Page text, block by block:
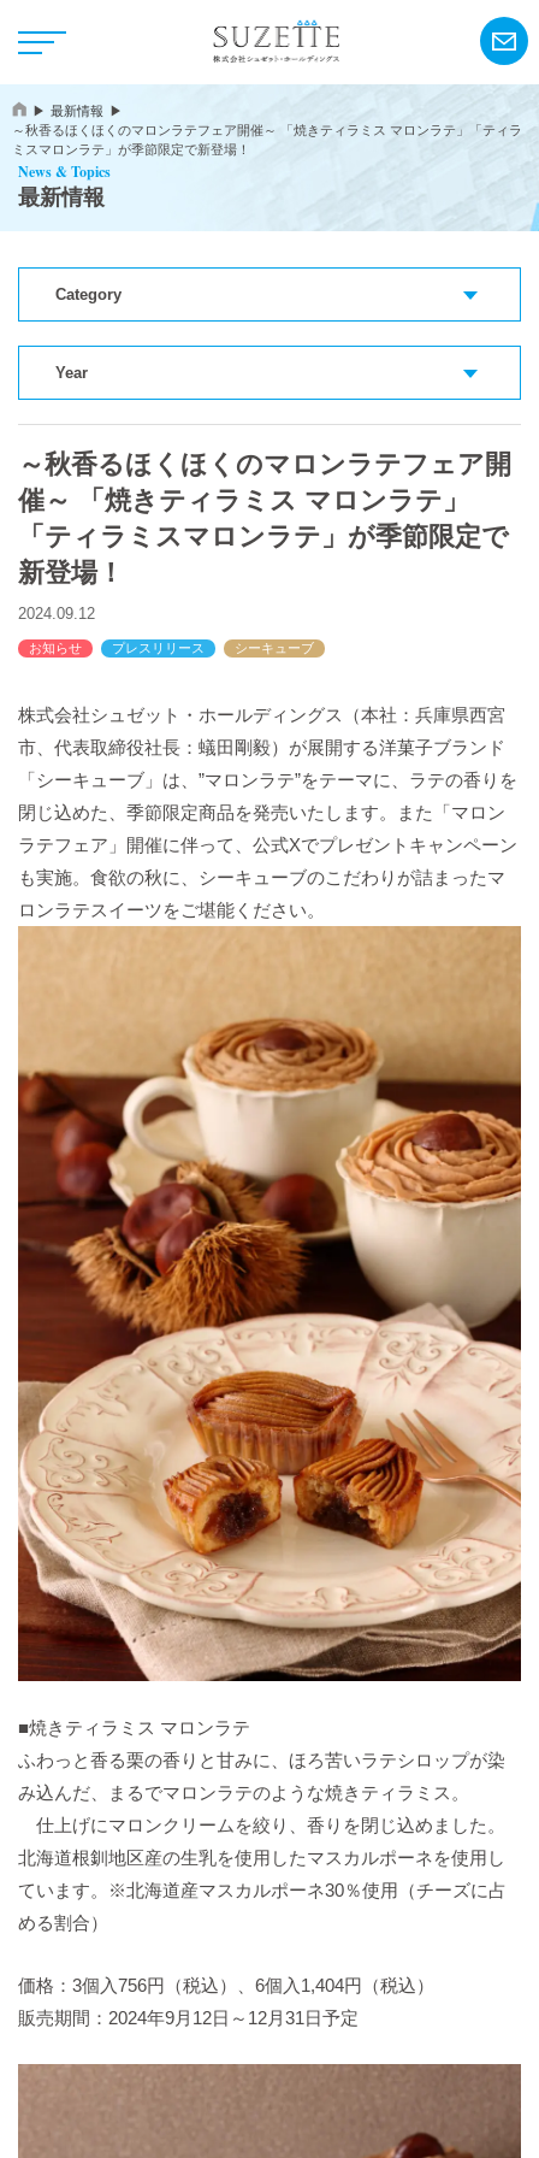
NEWS
シーキューブ
カサネオ
バックハウスイリエ
サイトマップ
最新情報
～秋香るほくほくのマロンラテフェア開催～ 「焼きティラミス マロンラテ」「ティラ
ミスマロンラテ」が季節限定で新登場！
News & Topics
最新情報
Category
Year
～秋香るほくほくのマロンラテフェア開
催～ 「焼きティラミス マロンラテ」
「ティラミスマロンラテ」が季節限定で
新登場！
2024.09.12
お知らせ プレスリリース シーキューブ
株式会社シュゼット・ホールディングス（本社：兵庫県西宮
市、代表取締役社長：蟻田剛毅）が展開する洋菓子ブランド
「シーキューブ」は、”マロンラテ”をテーマに、ラテの香りを
閉じ込めた、季節限定商品を発売いたします。また「マロン
ラテフェア」開催に伴って、公式Xでプレゼントキャンペーン
も実施。食欲の秋に、シーキューブのこだわりが詰まったマ
ロンラテスイーツをご堪能ください。
■焼きティラミス マロンラテ
ふわっと香る栗の香りと甘みに、ほろ苦いラテシロップが染
み込んだ、まるでマロンラテのような焼きティラミス。
仕上げにマロンクリームを絞り、香りを閉じ込めました。
北海道根釧地区産の生乳を使用したマスカルポーネを使用し
ています。※北海道産マスカルポーネ30％使用（チーズに占
める割合）
価格：3個入756円（税込）、6個入1,404円（税込）
販売期間：2024年9月12日～12月31日予定